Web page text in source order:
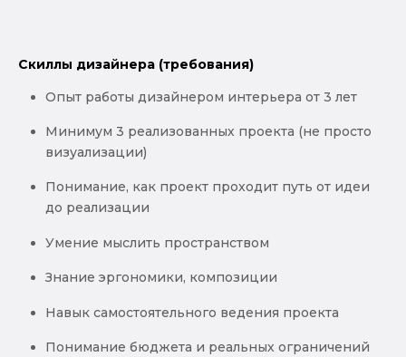
Скиллы дизайнера (требования)
Опыт работы дизайнером интерьера от 3 лет
Минимум 3 реализованных проекта (не просто
визуализации)
Понимание, как проект проходит путь от идеи
до реализации
Умение мыслить пространством
Знание эргономики, композиции
Навык самостоятельного ведения проекта
Понимание бюджета и реальных ограничений